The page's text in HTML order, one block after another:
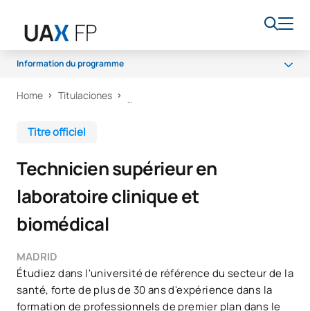
Information du programme
Programme
Bourses et aides financières
Home Titulaciones
Titre officiel
Technicien supérieur en
laboratoire clinique et
biomédical
MADRID
Étudiez dans l'université de référence du secteur de la
santé, forte de plus de 30 ans d'expérience dans la
formation de professionnels de premier plan dans le